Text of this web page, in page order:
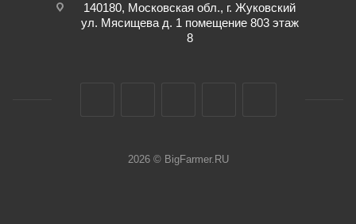
140180, Московская обл., г. Жуковский
ул. Мясищева д. 1 помещение 803 этаж
8
2026 © BigFarmer.RU